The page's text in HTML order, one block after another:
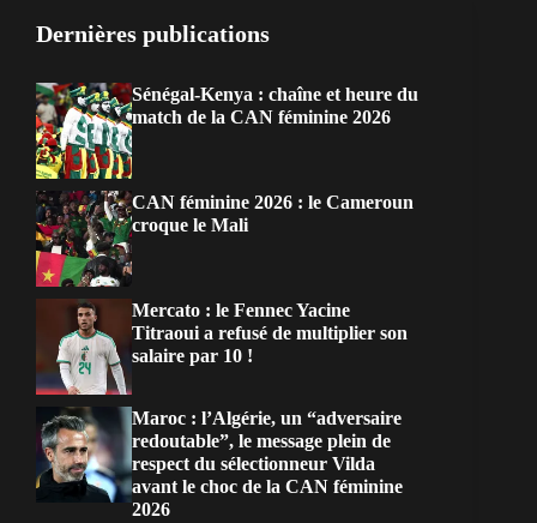
Dernières publications
Sénégal-Kenya : chaîne et heure du
match de la CAN féminine 2026
CAN féminine 2026 : le Cameroun
croque le Mali
Mercato : le Fennec Yacine
Titraoui a refusé de multiplier son
salaire par 10 !
Maroc : l’Algérie, un “adversaire
redoutable”, le message plein de
respect du sélectionneur Vilda
avant le choc de la CAN féminine
2026